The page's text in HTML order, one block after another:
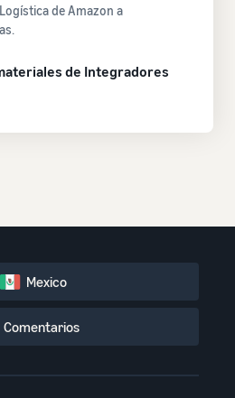
de Amazon a
de Integradores
Mexico
Comentarios